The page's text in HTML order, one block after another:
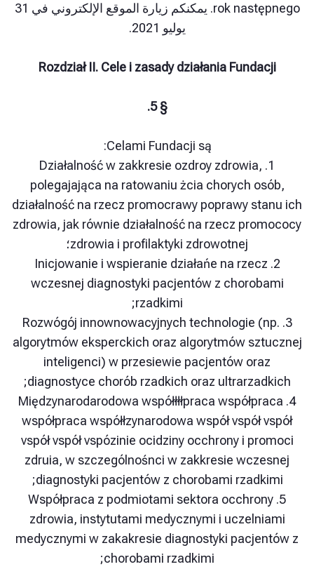
rok następnego. يمكنكم زيارة الموقع الإلكتروني في 31
Rozdział II. Cele i zasady działania
Celami Fundacji są:
1. Działalność w zakkresie ozdroy zdrowia,
polegajająca na ratowaniu żcia chorych
działalność na rzecz promocrawy poprawy
zdrowia, jak równie działalność na rzecz
zdrowia i profilaktyki zdrowotnej؛
2. Inicjowanie i wspieranie działańe na
wczesnej diagnostyki pacjentów z
3. Rozwógój innownowacyjnych technologie
algorytmów eksperckich oraz algorytmów
inteligenci) w przesiewie pacjentów
diagnostyce chorób rzadkich oraz
4. Międzynarodarodowa współłłłpraca
współpraca współłzynarodowa współ vspół
vspół vspół vspózinie ocidziny occhrony i
zdruia, w szczególnośnci w zakkresie
diagnostyki pacjentów z chorobami
5. Współpraca z podmiotami sektora
zdrowia, instytutami medycznymi i
medycznymi w zakakresie diagnostyki
chorobami rzadkimi;